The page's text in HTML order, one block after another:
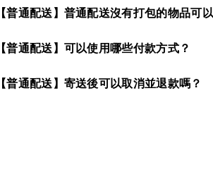
【普通配送】普通配送沒有打包的物品可
【普通配送】可以使用哪些付款方式？
【普通配送】寄送後可以取消並退款嗎？